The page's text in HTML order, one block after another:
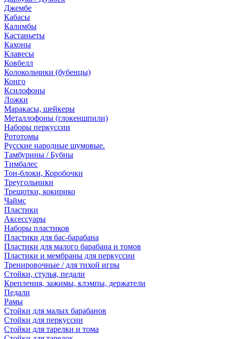
Джембе
Кабасы
Калимбы
Кастаньеты
Кахоны
Клавесы
Ковбелл
Колокольчики (бубенцы)
Конго
Ксилофоны
Ложки
Маракасы, шейкеры
Металлофоны (глокеншпили)
Наборы перкуссии
Рототомы
Русские народные шумовые.
Тамбурины / Бубны
Тимбалес
Тон-блоки, Коробочки
Треугольники
Трещотки, кокирико
Чаймс
Пластики
Аксессуары
Наборы пластиков
Пластики для бас-барабана
Пластики для малого барабана и томов
Пластики и мембраны для перкуссии
Тренировочные / для тихой игры
Стойки, стулья, педали
Крепления, зажимы, клэмпы, держатели
Педали
Рамы
Стойки для малых барабанов
Стойки для перкуссии
Стойки для тарелки и тома